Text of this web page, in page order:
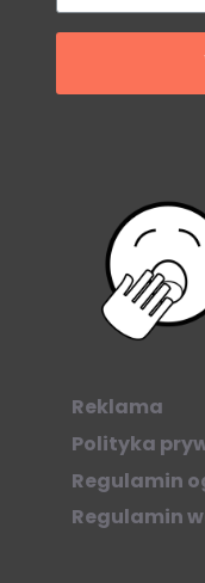
Reklama
Polityka
Regulamin
Regulamin